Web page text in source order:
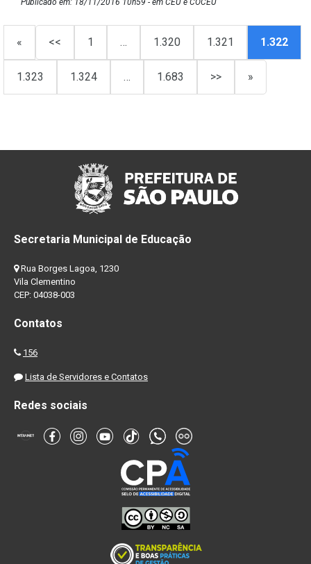
« << 1 … 1.320 1.321 1.322
1.323 1.324 … 1.683 >> »
Secretaria Municipal de Educação
Rua Borges Lagoa, 1230
Vila Clementino
CEP: 04038-003
Contatos
156
Lista de Servidores e Contatos
Redes sociais